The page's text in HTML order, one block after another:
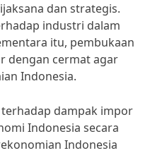
dan strategis.
industri dalam
itu, pembukaan
dengan cermat agar
Indonesia.
dampak impor
Indonesia secara
Indonesia